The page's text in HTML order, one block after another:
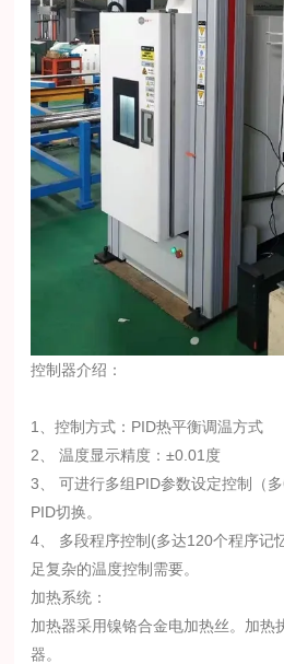
控制器介绍：
1、控制方式：PID热平衡调温方式
2、 温度显示精度：±0.01度
3、 可进行多组PID参数设定控制（
PID切换。
4、 多段程序控制(多达120个程序记
足复杂的温度控制需要。
加热系统：
加热器采用镍铬合金电加热丝。加热
器。